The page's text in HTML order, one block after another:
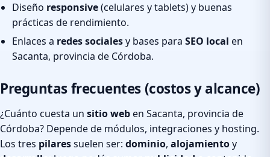
Diseño responsive(celulares y tablets) y buenas
prácticas de rendimiento.
Enlaces a redes socialesy bases para SEO local en
Sacanta, provincia de Córdoba.
Preguntas frecuentes (costos y alcance)
¿Cuánto cuesta un sitio weben Sacanta, provincia de
Córdoba? Depende de módulos, integraciones y hosting.
Los tres pilaressuelen ser: dominio, alojamientoy